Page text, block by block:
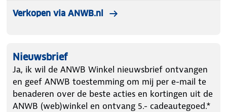
Verkopen via ANWB.nl
Nieuwsbrief
Ja, ik wil de ANWB Winkel nieuwsbrief ontvangen
en geef ANWB toestemming om mij per e-mail te
benaderen over de beste acties en kortingen uit de
ANWB (web)winkel en ontvang 5.- cadeautegoed.*